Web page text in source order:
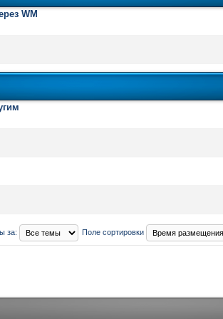
WM
за: Поле сортировки